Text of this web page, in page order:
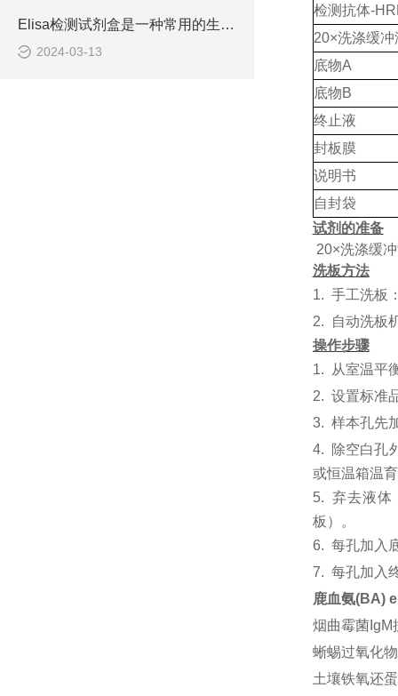
Elisa检测试剂盒是一种常用的生物化学分析技术
2024-03-13
检测抗体-
20×洗涤缓冲
底物A
底物B
终止液
封板膜
说明书
自封袋
试剂的准备
20×洗涤缓
洗板方法
1. 手工洗板
2.
自动洗板
操作步骤
1.
从室温平
2. 设置标准
3. 样本孔先
4.
除空白孔
或恒温箱温
5.
弃去液体
板）。
6. 每孔加入
7. 每孔加入
鹿血氨(BA)
烟曲霉菌IgM
蜥蜴过氧化
土壤铁氧还